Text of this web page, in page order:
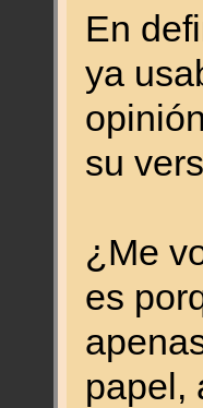
En
ya
su
¿Me
es
papel,